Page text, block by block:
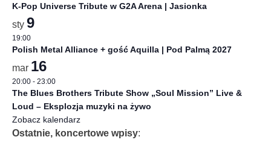
K-Pop Universe Tribute w G2A Arena | Jasionka
sty 9
19:00
Polish Metal Alliance + gość Aquilla | Pod Palmą 2027
mar 16
20:00 - 23:00
The Blues Brothers Tribute Show „Soul Mission” Live &
Loud – Eksplozja muzyki na żywo
Zobacz kalendarz
Ostatnie, koncertowe wpisy: